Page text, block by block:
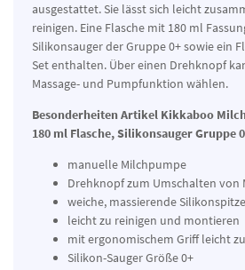
ausgestattet. Sie lässt sich leicht
reinigen. Eine Flasche mit 180 ml
Silikonsauger der Gruppe 0+ sowie ein
Set enthalten. Über einen Drehknopf
Massage- und Pumpfunktion wählen.
Besonderheiten Artikel Kikkaboo
180 ml Flasche, Silikonsauger Gruppe
manuelle Milchpumpe
Drehknopf zum Umschalten von
weiche, massierende Silikonspitze
leicht zu reinigen und montieren
mit ergonomischem Griff leicht
Silikon-Sauger Größe 0+